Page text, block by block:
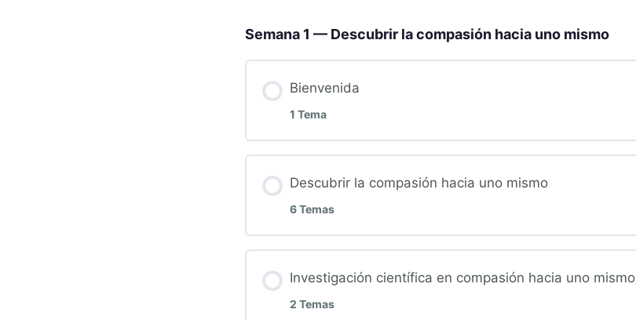
Semana 1 — Descubrir la compasión hacia uno mismo
Bienvenida
1 Tema
Descubrir la compasión hacia uno mismo
6 Temas
Investigación científica en compasión hacia uno mismo
2 Temas